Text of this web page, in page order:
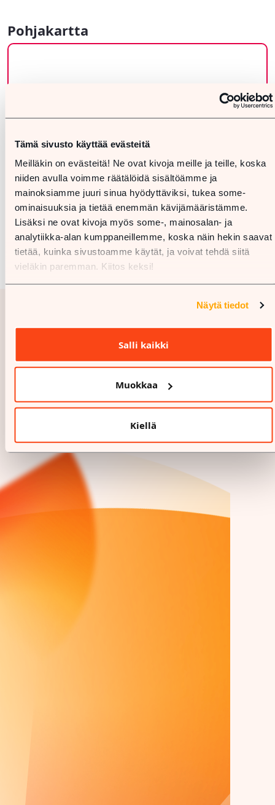
Tämä sivusto käyttää evästeitä
Meilläkin on evästeitä! Ne ovat kivoja meille ja teille, koska
niiden avulla voimme räätälöidä sisältöämme ja
mainoksiamme juuri sinua hyödyttäviksi, tukea some-
ominaisuuksia ja tietää enemmän kävijämääristämme.
Lisäksi ne ovat kivoja myös some-, mainosalan- ja
analytiikka-alan kumppaneillemme, koska näin hekin saavat
tietää, kuinka sivustoamme käytät, ja voivat tehdä siitä
vieläkin paremman. Kiitos keksi!
Näytä tiedot
Salli kaikki
Muokkaa
Kiellä
Pohjakartta